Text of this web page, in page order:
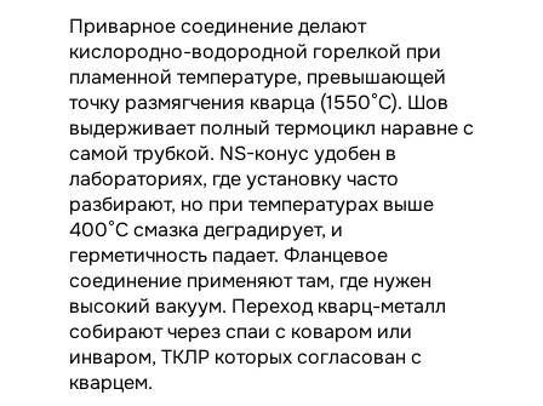
Приварное соединение делают
кислородно-водородной горелкой при
пламенной температуре, превышающей
точку размягчения кварца (1550°C). Шов
выдерживает полный термоцикл наравне с
самой трубкой. NS-конус удобен в
лабораториях, где установку часто
разбирают, но при температурах выше
400°C смазка деградирует, и
герметичность падает. Фланцевое
соединение применяют там, где нужен
высокий вакуум. Переход кварц-металл
собирают через спаи с коваром или
инваром, ТКЛР которых согласован с
кварцем.